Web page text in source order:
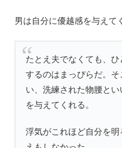
男は自分に優越感を与えて
たとえ夫でなくても、
するのはまっぴらだ。
い、洗練された物腰と
を与えてくれる。
浮気がこれほど自分を